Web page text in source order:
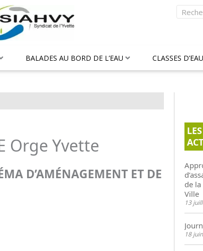
BALADES AU BORD DE L’EAU CLASSES D’EAU
Orge Yvette
D’AMÉNAGEMENT ET DE
de
Ville
13
18